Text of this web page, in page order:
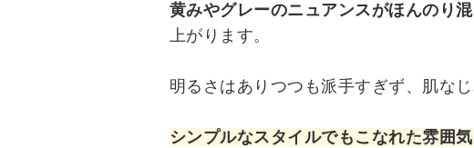
黄みやグレーのニュアンスがほんのり
上がります。
明るさはありつつも派手すぎず、肌な
シンプルなスタイルでもこなれた雰囲